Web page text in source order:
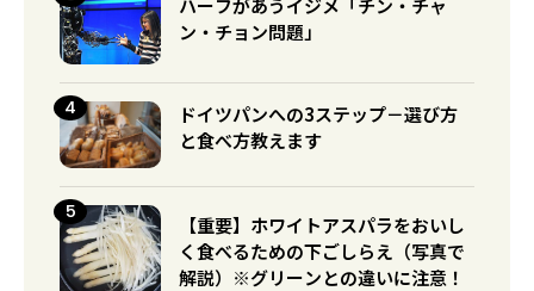
ハーフがあうイジメ「チン・チャ
ン・チョン問題」
ドイツパンへの3ステップ－選び方
と食べ方教えます
【重要】ホワイトアスパラをおいし
く食べるための下ごしらえ（写真で
解説）※グリーンとの違いに注意！